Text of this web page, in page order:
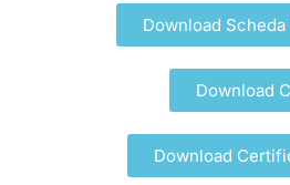
Download
Download
Download